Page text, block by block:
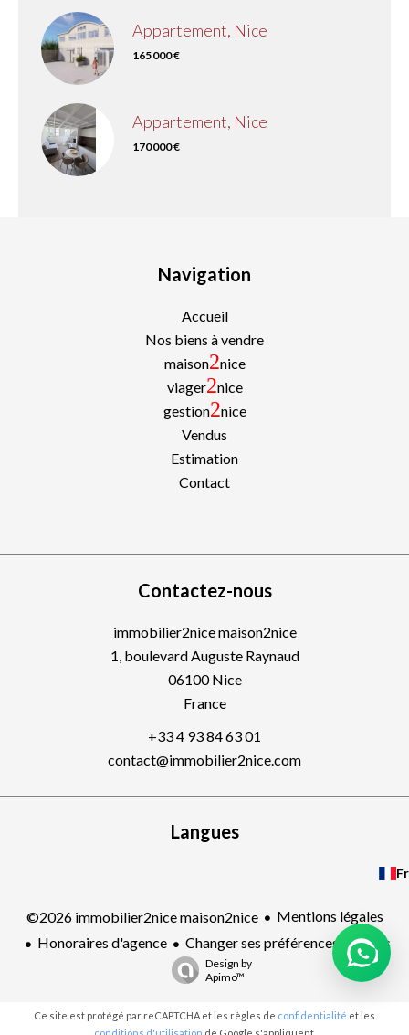
Appartement, Nice
165 000 €
Appartement, Nice
170 000 €
Navigation
Accueil
Nos biens à vendre
maison2nice
viager2nice
gestion2nice
Vendus
Estimation
Contact
Contactez-nous
immobilier2nice maison2nice
1, boulevard Auguste Raynaud
06100Nice
France
+33 4 93 84 63 01
contact@immobilier2nice.com
Langues
Fr
©2026 immobilier2nice maison2nice
Mentions légales
Honoraires d'agence
Changer ses préférences cookies
Design by
Apimo™
Ce site est protégé par reCAPTCHA et les règles de confidentialité et les
conditions d'utilisation de Google s'appliquent.